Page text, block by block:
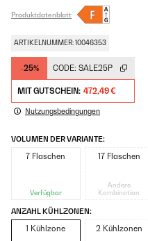
Produktdatenblatt
ARTIKELNUMMER: 10046353
-25% CODE: SALE25P
MIT GUTSCHEIN: 472,49 €
Nutzungsbedingungen
VOLUMEN DER VARIANTE:
7 Flaschen
Verfügbar
17 Flaschen
Andere
Kombination
ANZAHL KÜHLZONEN:
1 Kühlzone 2 Kühlzonen